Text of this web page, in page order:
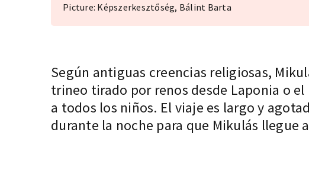
Picture: Képszerkesztőség, Bálint Barta
Según antiguas creencias religiosas,
trineo tirado por renos desde Laponia o
a todos los niños. El viaje es largo y
durante la noche para que Mikulás llegue